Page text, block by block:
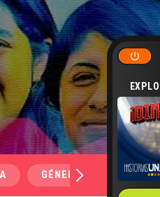
GÉNERO Y SEXUALIDAD